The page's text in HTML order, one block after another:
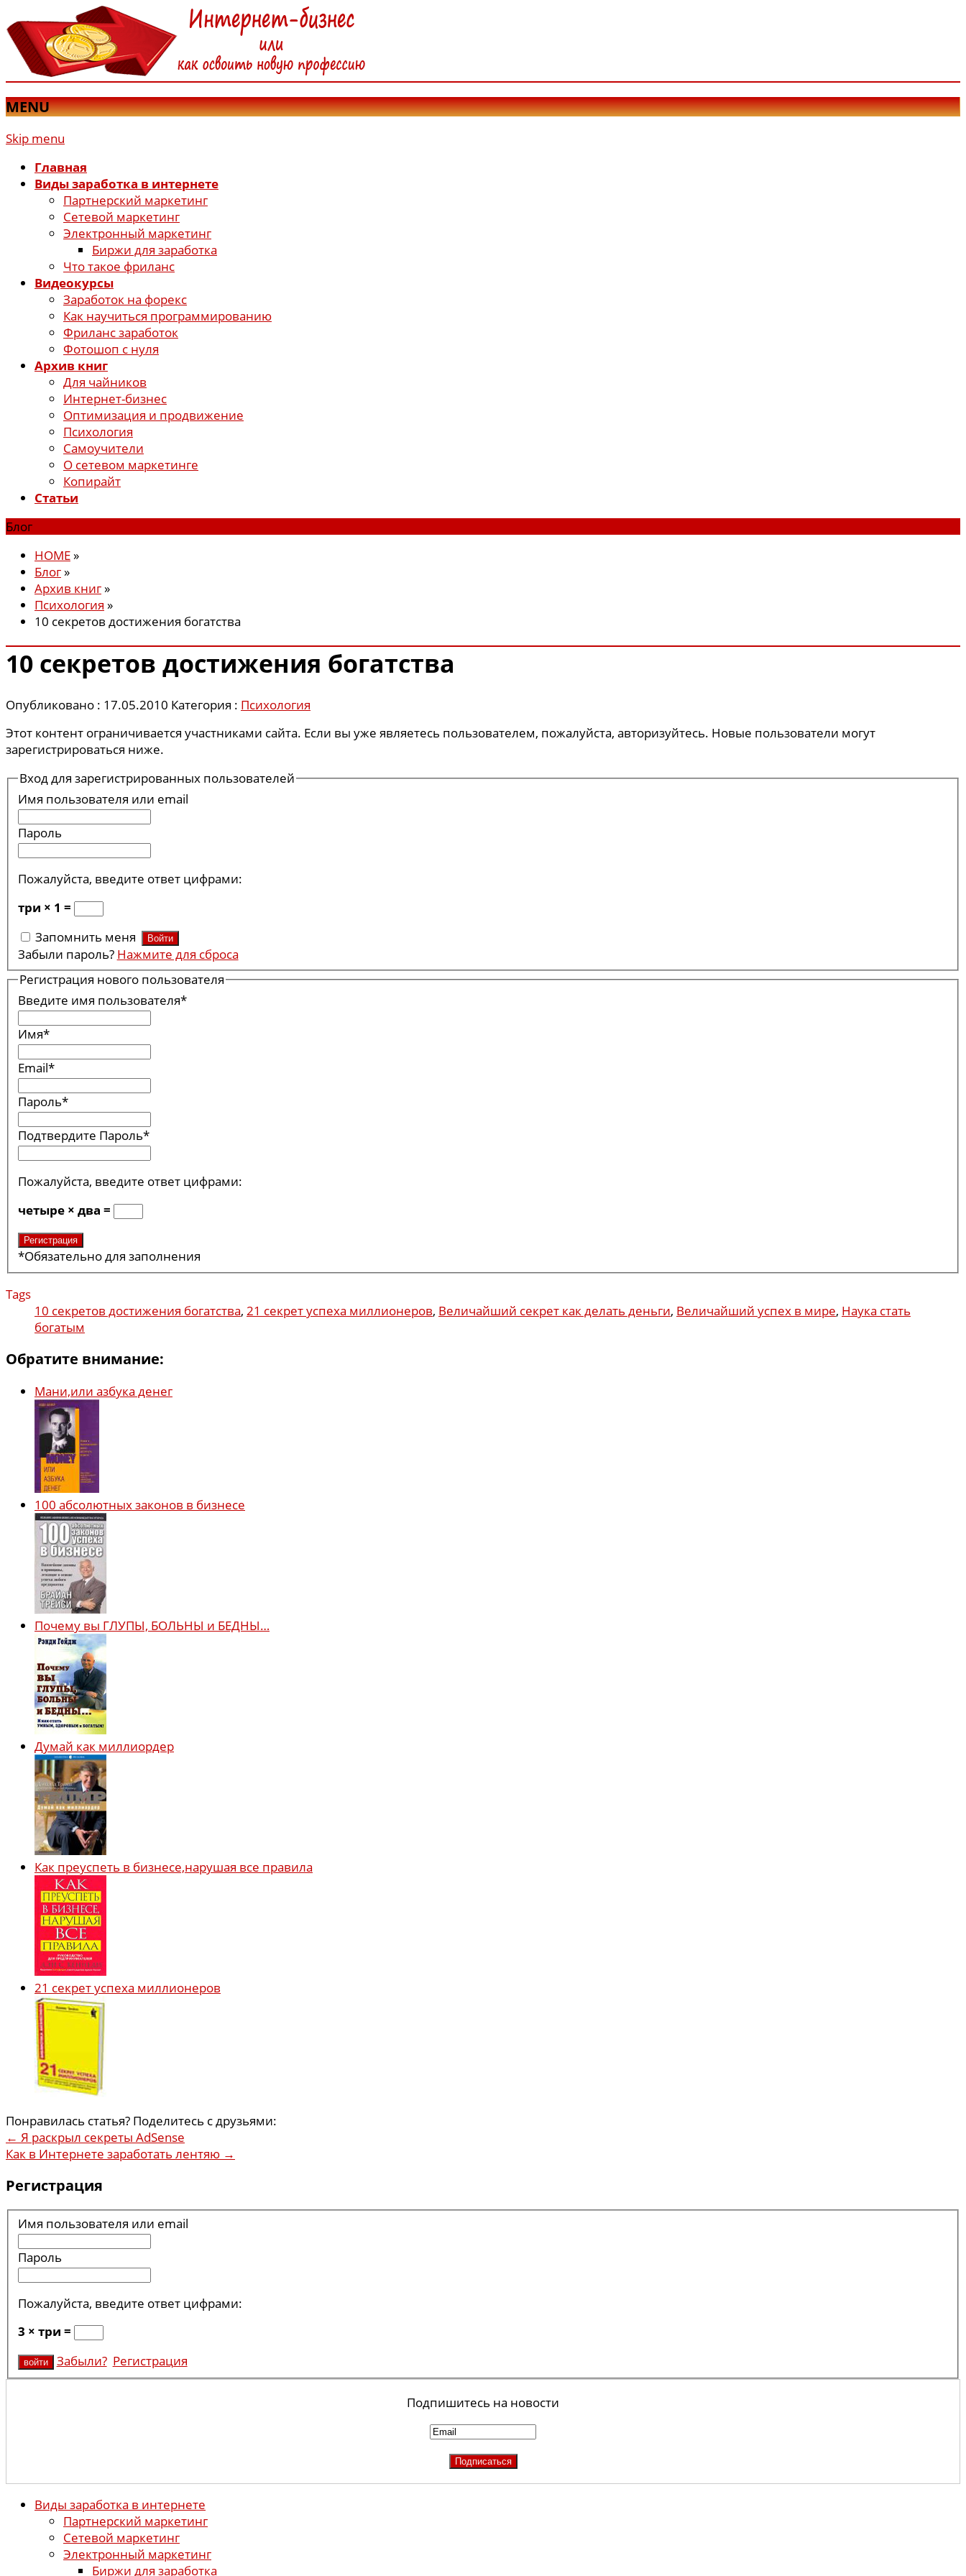
MENU
Skip menu
Главная
Виды заработка в интернете
Партнерский маркетинг
Сетевой маркетинг
Электронный маркетинг
Биржи для заработка
Что такое фриланс
Видеокурсы
Заработок на форекс
Как научиться программированию
Фриланс заработок
Фотошоп с нуля
Архив книг
Для чайников
Интернет-бизнес
Оптимизация и продвижение
Психология
Самоучители
О сетевом маркетинге
Копирайт
Статьи
Блог
HOME»
Блог»
Архив книг»
Психология »
10 секретов достижения богатства
10 секретов достижения богатства
Опубликовано : 17.05.2010 Категория : Психология
Этот контент ограничивается участниками сайта. Если вы уже являетесь пользователем, пожалуйста, авторизуйтесь. Новые пользователи могут
зарегистрироваться ниже.
Вход для зарегистрированных пользователей
Имя пользователя или email
Пароль
Пожалуйста, введите ответ цифрами:
три × 1 =
Запомнить меня
Забыли пароль? Нажмите для сброса
Регистрация нового пользователя
Введите имя пользователя*
Имя*
Email*
Пароль*
Подтвердите Пароль*
Пожалуйста, введите ответ цифрами:
четыре × два =
*Обязательно для заполнения
Tags
10 секретов достижения богатства, 21 секрет успеха миллионеров, Величайший секрет как делать деньги, Величайший успех в мире, Наука стать
богатым
Обратите внимание:
Мани,или азбука денег
100 абсолютных законов в бизнесе
Почему вы ГЛУПЫ, БОЛЬНЫ и БЕДНЫ…
Думай как миллиордер
Как преуспеть в бизнесе,нарушая все правила
21 секрет успеха миллионеров
Понравилась статья? Поделитесь с друзьями:
← Я раскрыл секреты AdSense
Как в Интернете заработать лентяю →
Регистрация
Имя пользователя или email
Пароль
Пожалуйста, введите ответ цифрами:
3 × три =
Забыли? Регистрация
Подпишитесь на новости
Виды заработка в интернете
Партнерский маркетинг
Сетевой маркетинг
Электронный маркетинг
Биржи для заработка